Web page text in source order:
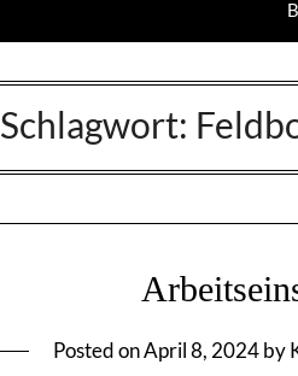
Schlagwort:
Posted onApril 8, 2024by